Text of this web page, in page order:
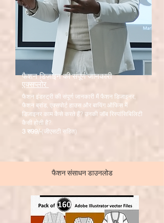
एक्सप्लोर
फैशन डिज़ाइन की संपूर्ण जानकारी
फैशन इंडस्ट्री की संपूर्ण जानकारी मैं फैशन डिजाइनर,
फैशन ब्रांड, एक्सपोर्ट हाउस और बायिंग ऑफिस में
डिजाइनर काम कैसे करते हैं? उनकी जॉब रिस्पांसिबिलिटी
कैसी होती है?
3 रु99/-(जीएसटी सहित)
फैशन संसाधन डाउनलोड